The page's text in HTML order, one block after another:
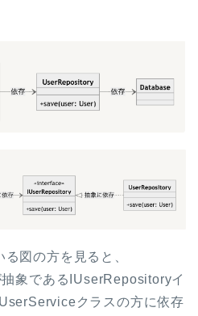
図の方を見ると、
象であるIUserRepositoryイ
クラスの方に依存